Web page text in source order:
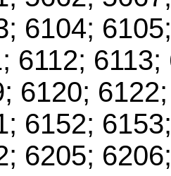
6104;
6112;
6120;
6152;
6205;